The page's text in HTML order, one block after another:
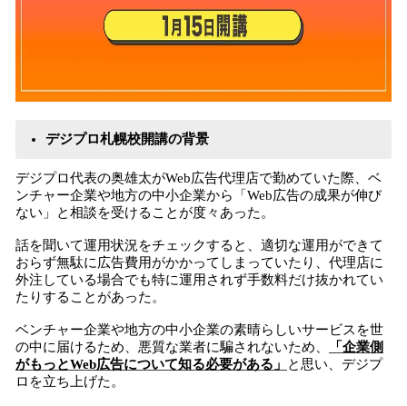
デジプロ札幌校開講の背景
デジプロ代表の奥雄太がWeb広告代理店で勤めていた際、ベ
ンチャー企業や地方の中小企業から「Web広告の成果が伸び
ない」と相談を受けることが度々あった。
話を聞いて運用状況をチェックすると、適切な運用ができて
おらず無駄に広告費用がかかってしまっていたり、代理店に
外注している場合でも特に運用されず手数料だけ抜かれてい
たりすることがあった。
ベンチャー企業や地方の中小企業の素晴らしいサービスを世
の中に届けるため、悪質な業者に騙されないため、
「企業側
がもっとWeb広告について知る必要がある」
と思い、デジプ
ロを立ち上げた。